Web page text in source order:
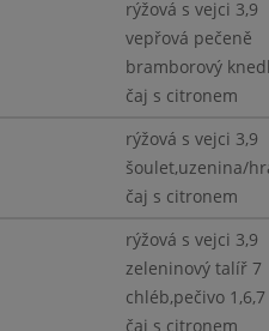
rýžová s vejci 3,9
vepřová pečeně
bramborový
čaj s citronem
rýžová s vejci 3,9
šoulet,uzenina/
čaj s citronem
rýžová s vejci 3,9
zeleninový talíř 7
chléb,pečivo 1,6,7
čaj s citronem